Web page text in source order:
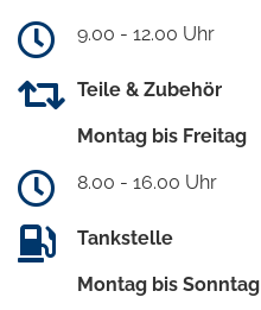
9.00 - 12.00 Uhr
Teile & Zubehör
Montag bis Freitag
8.00 - 16.00 Uhr
Tankstelle
Montag bis Sonntag